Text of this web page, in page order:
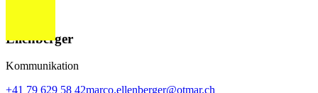
Ellenberger
Kommunikation
+41 79 629 58 42marco.ellenberger@otmar.ch